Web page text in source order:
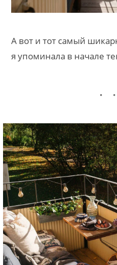
А вот и тот самый
я упоминала в начале